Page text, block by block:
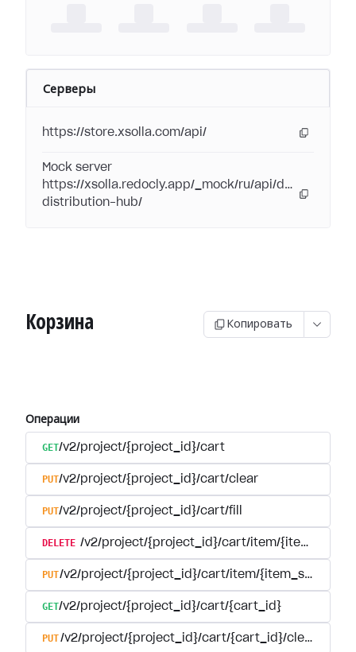
Серверы
https://store.xsolla.com/api/
Mock server
https://xsolla.redocly.app/_mock/ru/api/digital-
distribution-hub/
Корзина Копировать
Операции
GET/v2/project/{project_id}/cart
PUT/v2/project/{project_id}/cart/clear
PUT/v2/project/{project_id}/cart/fill
DELETE /v2/project/{project_id}/cart/item/{item_sku}
PUT/v2/project/{project_id}/cart/item/{item_sku}
GET/v2/project/{project_id}/cart/{cart_id}
PUT/v2/project/{project_id}/cart/{cart_id}/clear